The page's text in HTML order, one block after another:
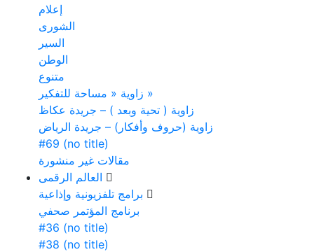
إعلام
الشورى
السير
الوطن
متنوع
زاوية « مساحة للتفكير »
زاوية ( تحية وبعد ) – جريدة عكاظ
زاوية (حروف وأفكار) – جريدة الرياض
#69 (no title)
مقالات غير منشورة
برنامج المؤتمر صحفي
#36 (no title)
#38 (no title)